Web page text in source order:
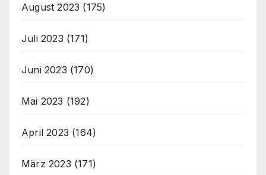
August 2023 (175)
Juli 2023 (171)
Juni 2023 (170)
Mai 2023 (192)
April 2023 (164)
März 2023 (171)